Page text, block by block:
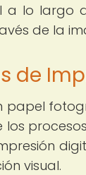
a lo largo
de la
de
papel
los
visual.